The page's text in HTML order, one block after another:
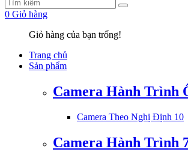
0 Giỏ hàng
Giỏ hàng của bạn trống!
Trang chủ
Sản phẩm
Camera Hành Trình
Camera Theo Nghị Định 10
Camera Hành Trình